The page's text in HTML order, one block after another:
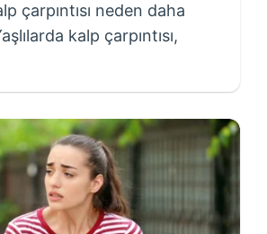
çarpıntısı neden daha
kalp çarpıntısı,